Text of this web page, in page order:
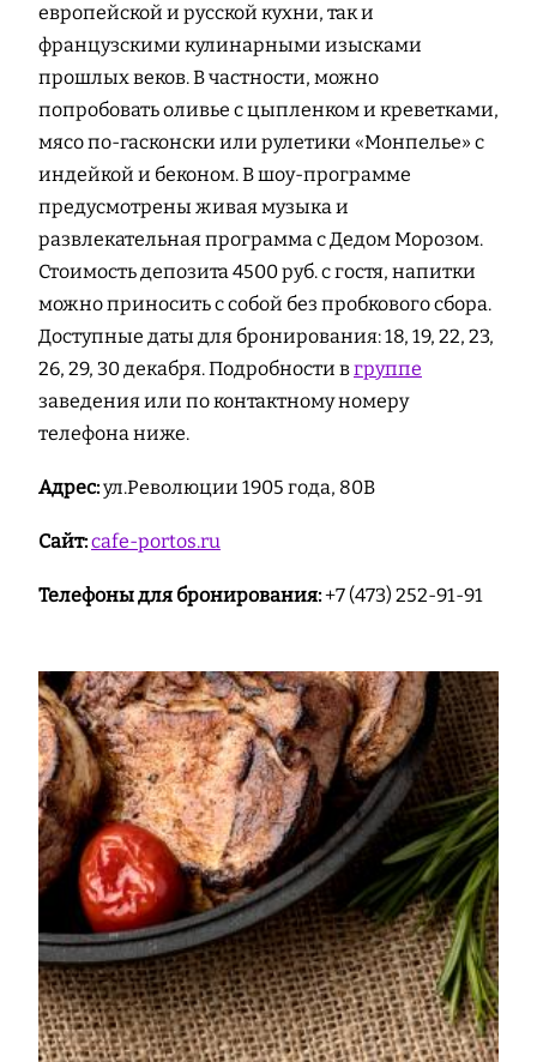
европейской и русской кухни, так и
французскими кулинарными изысками
прошлых веков. В частности, можно
попробовать оливье с цыпленком и креветками,
мясо по-гасконски или рулетики «Монпелье» с
индейкой и беконом. В шоу-программе
предусмотрены живая музыка и
развлекательная программа с Дедом Морозом.
Стоимость депозита 4500 руб. с гостя, напитки
можно приносить с собой без пробкового сбора.
Доступные даты для бронирования: 18, 19, 22, 23,
26, 29, 30 декабря. Подробности вгруппе
заведения или по контактному номеру
телефона ниже.
Адрес:ул.Революции 1905 года, 80В
Сайт:cafe-portos.ru
Телефоны для бронирования:+7 (473) 252-91-91